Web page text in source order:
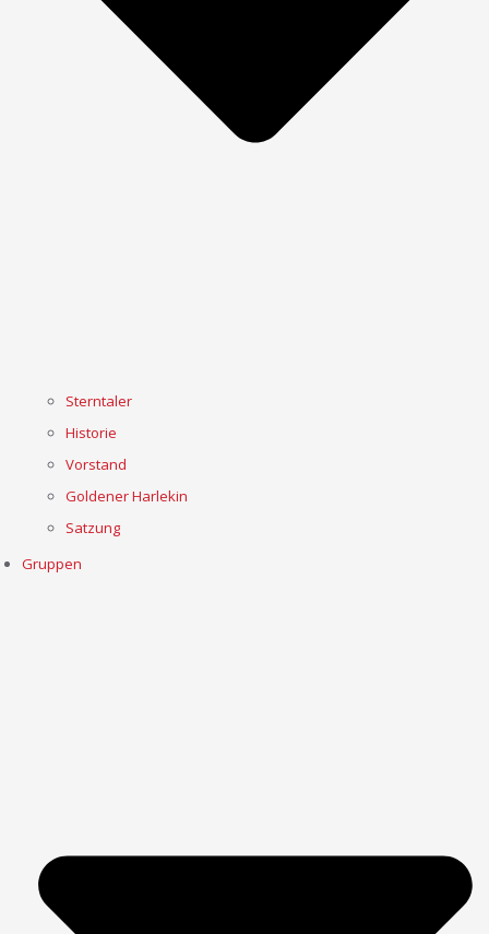
Sterntaler
Historie
Vorstand
Goldener Harlekin
Satzung
Gruppen